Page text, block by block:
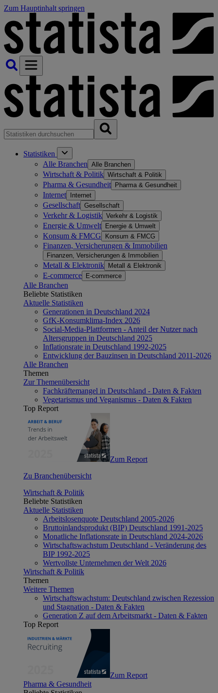
Zum Hauptinhalt springen
Statistiken
Alle Branchen Alle Branchen
Wirtschaft & Politik Wirtschaft & Politik
Pharma & Gesundheit Pharma & Gesundheit
Internet Internet
Gesellschaft Gesellschaft
Verkehr & Logistik Verkehr & Logistik
Energie & Umwelt Energie & Umwelt
Konsum & FMCG Konsum & FMCG
Finanzen, Versicherungen & Immobilien
Finanzen, Versicherungen & Immobilien
Metall & Elektronik Metall & Elektronik
E-commerce E-commerce
Alle Branchen
Beliebte Statistiken
Aktuelle Statistiken
Generationen in Deutschland 2024
GfK-Konsumklima-Index 2026
Social-Media-Plattformen - Anteil der Nutzer nach
Altersgruppen in Deutschland 2025
Inflationsrate in Deutschland 1992-2025
Entwicklung der Bauzinsen in Deutschland 2011-2026
Alle Branchen
Themen
Zur Themenübersicht
Fachkräftemangel in Deutschland - Daten & Fakten
Vegetarismus und Veganismus - Daten & Fakten
Top Report
Zum Report
Zu Branchenübersicht
Wirtschaft & Politik
Beliebte Statistiken
Aktuelle Statistiken
Arbeitslosenquote Deutschland 2005-2026
Bruttoinlandsprodukt (BIP) Deutschland 1991-2025
Monatliche Inflationsrate in Deutschland 2024-2026
Wirtschaftswachstum Deutschland - Veränderung des
BIP 1992-2025
Wertvollste Unternehmen der Welt 2026
Wirtschaft & Politik
Themen
Weitere Themen
Wirtschaftswachstum: Deutschland zwischen Rezession
und Stagnation - Daten & Fakten
Generation Z auf dem Arbeitsmarkt - Daten & Fakten
Top Report
Zum Report
Pharma & Gesundheit